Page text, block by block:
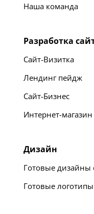
Наша команда
Разработка
Сайт-Визитка
Лендинг пейдж
Сайт-Бизнес
Интернет-магазин
Дизайн
Готовые дизайны
Готовые логотипы